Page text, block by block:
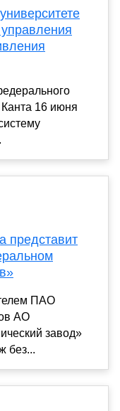
16 июня
представит
ПАО
АО
завод»
без...